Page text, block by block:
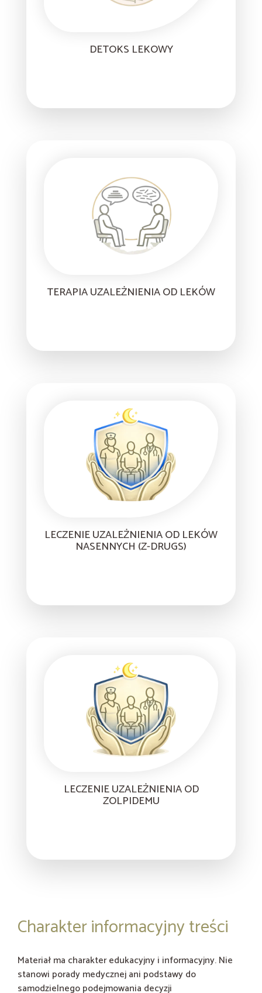
DETOKS LEKOWY
TERAPIA UZALEŻNIENIA OD LEKÓW
LECZENIE UZALEŻNIENIA OD LEKÓW
NASENNYCH (Z-DRUGS)
LECZENIE UZALEŻNIENIA OD
ZOLPIDEMU
Charakter informacyjny treści
Materiał ma charakter edukacyjny i informacyjny. Nie
stanowi porady medycznej ani podstawy do
samodzielnego podejmowania decyzji